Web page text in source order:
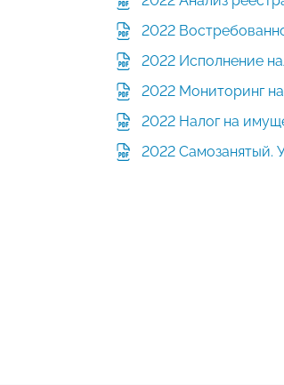
2022
2022 Исполнение
2022 Мониторинг
2022 Налог на
2022 Самозанятый.